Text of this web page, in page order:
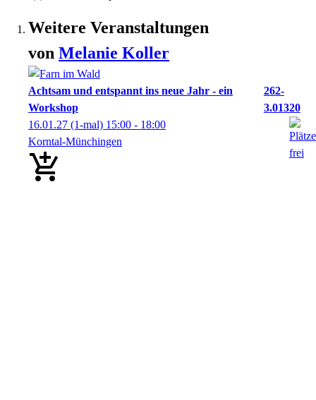
Weitere Veranstaltungen
von Melanie Koller
Achtsam und entspannt ins neue Jahr - ein
Workshop
262-
3.01320
16.01.27 (1-mal) 15:00 - 18:00
Korntal-Münchingen